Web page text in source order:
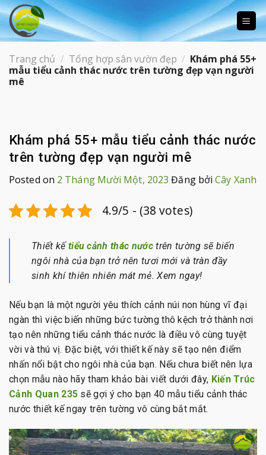
Skip
to
content
Trang chủ / Tổng hợp sân vườn đẹp / Khám phá 55+
mẫu tiểu cảnh thác nước trên tường đẹp vạn người
mê
Khám phá 55+ mẫu tiểu cảnh thác nước
trên tường đẹp vạn người mê
Posted on 2 Tháng Mười Một, 2023 Đăng bởiCây Xanh
4.9/5 - (38 votes)
Thiết kếtiểu cảnh thác nướctrên tường sẽ biến
ngôi nhà của bạn trở nên tươi mới và tràn đầy
sinh khí thiên nhiên mát mẻ. Xem ngay!
Nếu bạn là một người yêu thích cảnh núi non hùng vĩ đại
ngàn thì việc biến những bức tường thô kệch trở thành nơi
tạo nên những tiểu cảnh thác nước là điều vô cùng tuyệt
vời và thú vị. Đặc biệt, với thiết kế này sẽ tạo nên điểm
nhấn nổi bật cho ngôi nhà của bạn. Nếu chưa biết nên lựa
chọn mẫu nào hãy tham khảo bài viết dưới đây, Kiến Trúc
Cảnh Quan 235 sẽ gợi ý cho bạn 40 mẫu tiểu cảnh thác
nước thiết kế ngay trên tường vô cùng bắt mắt.